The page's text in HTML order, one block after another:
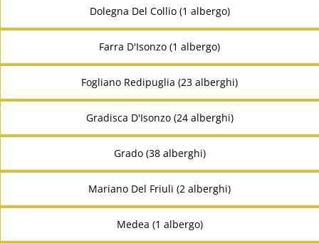
Dolegna Del Collio (1 albergo)
Farra D'Isonzo (1 albergo)
Fogliano Redipuglia (23 alberghi)
Gradisca D'Isonzo (24 alberghi)
Grado (38 alberghi)
Mariano Del Friuli (2 alberghi)
Medea (1 albergo)